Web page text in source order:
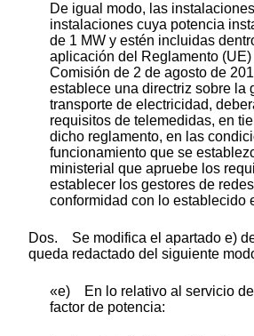
De igual modo, las
instalaciones cuya potencia
de 1 MW y estén incluidas
aplicación del Reglamento
Comisión de 2 de agosto de
establece una directriz sobre la
transporte de electricidad,
requisitos de telemedidas, en
dicho reglamento, en las
funcionamiento que se
ministerial que apruebe los
establecer los gestores de
conformidad con lo establecido
Dos. Se modifica el apartado e)
queda redactado del siguiente
«e) En lo relativo al servicio de
factor de potencia: